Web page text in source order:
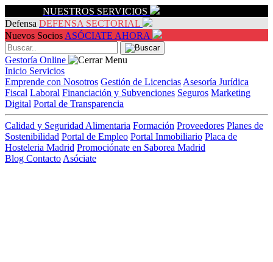
NUESTROS SERVICIOS
Defensa DEFENSA SECTORIAL
Nuevos Socios ASÓCIATE AHORA
Gestoría Online
Inicio Servicios
Emprende con Nosotros Gestión de Licencias Asesoría Jurídica
Fiscal Laboral Financiación y Subvenciones Seguros Marketing
Digital Portal de Transparencia
Calidad y Seguridad Alimentaria Formación Proveedores Planes de
Sostenibilidad Portal de Empleo Portal Inmobiliario Placa de
Hosteleria Madrid Promociónate en Saborea Madrid
Blog Contacto Asóciate